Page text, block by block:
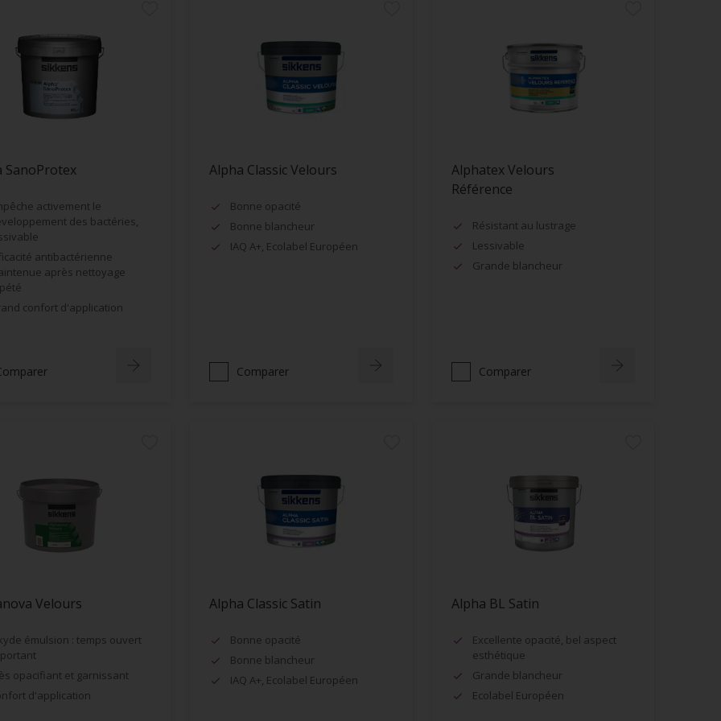
SanoProtex
activement le
des bactéries,
antibactérienne
après nettoyage
confort d'application
Alpha Classic Velours
Bonne opacité
Bonne blancheur
IAQ A+, Ecolabel Européen
Comparer
Alphatex Velours
Référence
Résistant au lustrage
Lessivable
Grande blancheur
Comparer
Velours
émulsion : temps ouvert
opacifiant et garnissant
d'application
Alpha Classic Satin
Bonne opacité
Bonne blancheur
IAQ A+, Ecolabel Européen
Alpha BL Satin
Excellente opacité, bel aspect
esthétique
Grande blancheur
Ecolabel Européen